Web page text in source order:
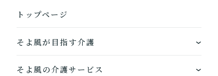
トップページ
そよ風が目指す介護
ワンストップサービス
そよ風の介護サービス